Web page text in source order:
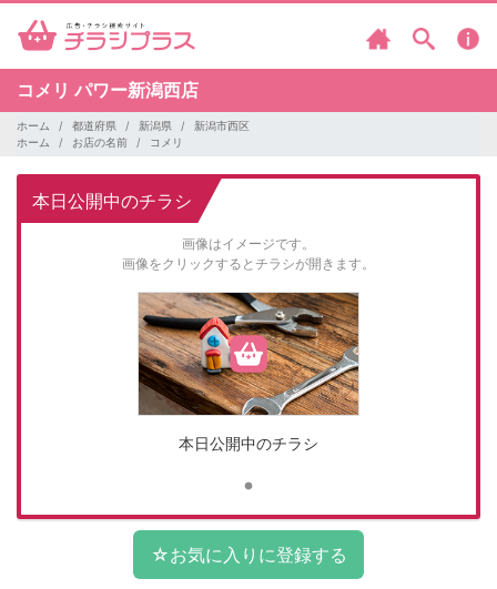
コメリ パワー新潟西店
ホーム 都道府県 新潟県
新潟市西区
ホーム
お店の名前 コメリ
本日公開中のチラシ
画像はイメージです。
画像をクリックするとチラシが開きます。
本日公開中のチラシ